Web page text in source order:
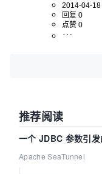
2014-04-
回复 0
点赞 0
推荐阅读
一个 JDBC 参数引
解决数据同步中的“
Apache SeaTunnel